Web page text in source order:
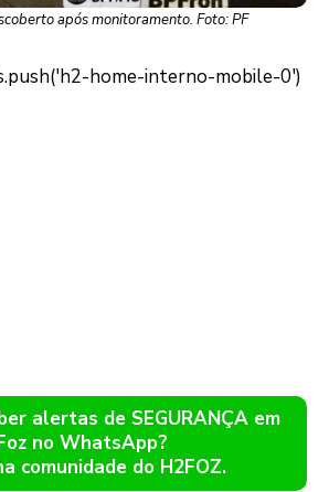
após monitoramento. Foto: PF
alertas de SEGURANÇA em
no WhatsApp?
comunidade do H2FOZ.